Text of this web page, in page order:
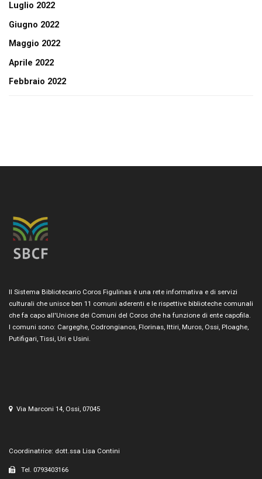
Luglio 2022
Giugno 2022
Maggio 2022
Aprile 2022
Febbraio 2022
Il Sistema Bibliotecario Coros Figulinas è una rete informativa e di servizi
culturali che unisce ben 11 comuni aderenti e le rispettive biblioteche comunali
che fa capo all'Unione dei Comuni del Coros che ha funzione di ente capofila.
I comuni sono: Cargeghe, Codrongianos, Florinas, Ittiri, Muros, Ossi, Ploaghe,
Putifigari, Tissi, Uri e Usini.
Via Marconi 14, Ossi, 07045
Coordinatrice: dott.ssa Lisa Contini
Tel. 0793403166